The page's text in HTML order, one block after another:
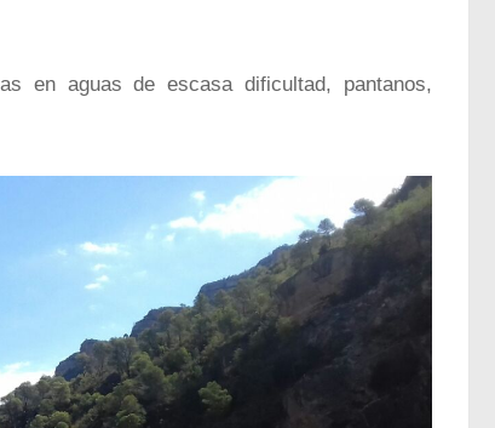
en aguas de escasa dificultad, pantanos,